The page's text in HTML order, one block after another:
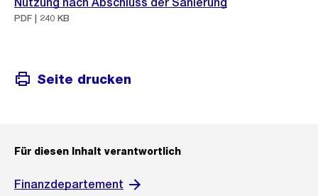
PDF | 240 KB
Seite drucken
Für diesen Inhalt verantwortlich
Finanzdepartement